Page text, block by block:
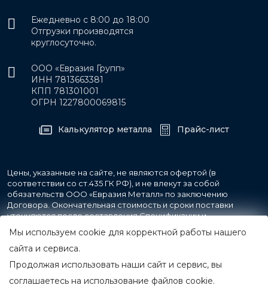
Ежедневно с 8:00 до 18:00
Отгрузки производятся
круглосуточно.
ООО «Евразия Групп»
ИНН 7813663381
КПП 781301001
ОГРН 1227800069815
Калькулятор металла Прайс-лист
Цены, указанные на сайте, не являются офертой (в
соответствии со ст.435 ГК РФ), и не влекут за собой
обязательств ООО «Евразия Металл» по заключению
Договора. Окончательная стоимость и сроки поставки
уточняются после составления Спецификации и
фиксируются в Счете на оплату, а также Спецификации на
поставку товара.
© 2007-2026 Все права защищены.
ООО «Евразия Металл»
Мы используем cookie для корректной работы нашего
сайта и сервиса.
Продолжая использовать наши сайт и сервис, вы
соглашаетесь на использование файлов cookie.